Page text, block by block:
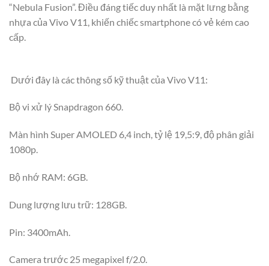
“Nebula Fusion”. Điều đáng tiếc duy nhất là mặt lưng bằng
nhựa của Vivo V11, khiến chiếc smartphone có vẻ kém cao
cấp.
Dưới đây là các thông số kỹ thuật của Vivo V11:
Bộ vi xử lý Snapdragon 660.
Màn hình Super AMOLED 6,4 inch, tỷ lệ 19,5:9, độ phân giải
1080p.
Bộ nhớ RAM: 6GB.
Dung lượng lưu trữ: 128GB.
Pin: 3400mAh.
Camera trước 25 megapixel f/2.0.